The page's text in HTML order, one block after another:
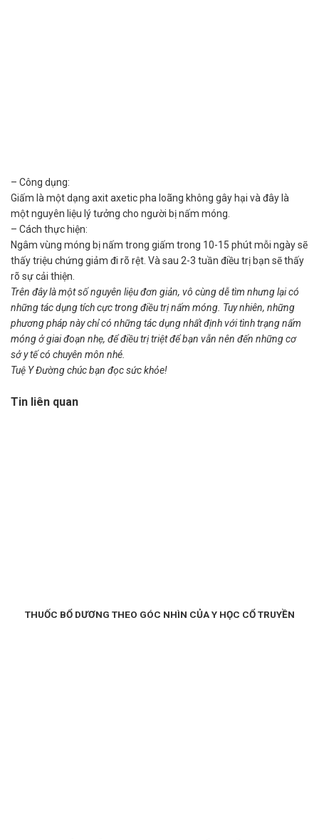
– Công dụng:
Giấm là một dạng axit axetic pha loãng không gây hại và đây là
một nguyên liệu lý tưởng cho người bị nấm móng.
– Cách thực hiện:
Ngâm vùng móng bị nấm trong giấm trong 10-15 phút mỗi ngày sẽ
thấy triệu chứng giảm đi rõ rệt. Và sau 2-3 tuần điều trị bạn sẽ thấy
rõ sự cải thiện.
Trên đây là một số nguyên liệu đơn giản, vô cùng dễ tìm nhưng lại có
những tác dụng tích cực trong điều trị nấm móng. Tuy nhiên, những
phương pháp này chỉ có những tác dụng nhất định với tình trạng nấm
móng ở giai đoạn nhẹ, để điều trị triệt để bạn vẫn nên đến những cơ
sở y tế có chuyên môn nhé.
Tuệ Y Đường chúc bạn đọc sức khỏe!
Tin liên quan
THUỐC BỔ DƯƠNG THEO GÓC NHÌN CỦA Y HỌC CỔ TRUYỀN